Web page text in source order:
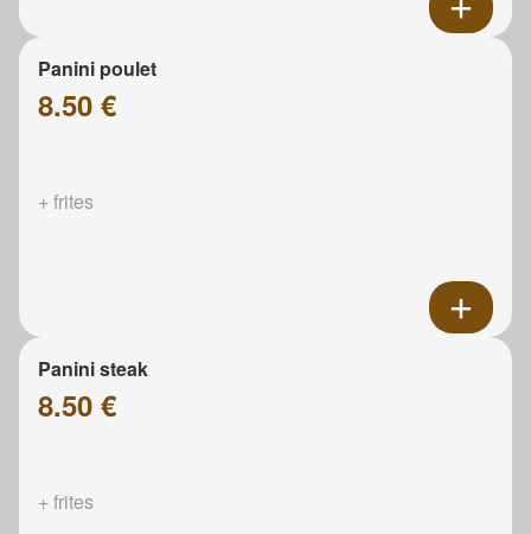
Panini poulet
8.50 €
+ frites
Panini steak
8.50 €
+ frites